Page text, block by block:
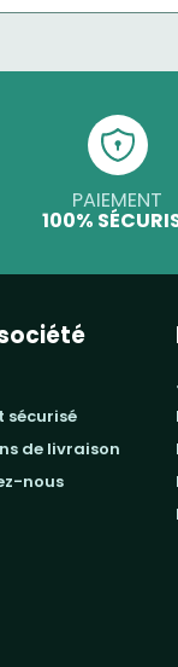
PAIEMENT
100%
sécurisé
de livraison
nous